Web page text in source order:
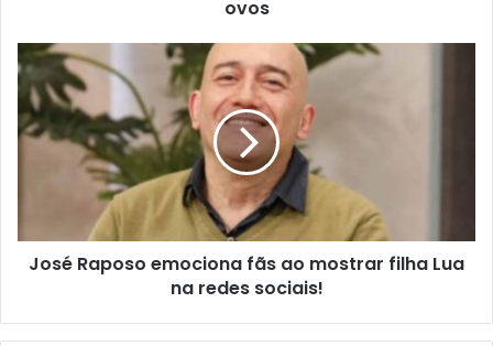
ovos
José Raposo emociona fãs ao mostrar filha Lua
na redes sociais!